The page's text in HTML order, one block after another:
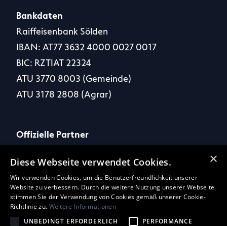
Bankdaten
Raiffeisenbank Sölden
IBAN: AT77 3632 4000 0027 0017
BIC: RZTIAT 22324
ATU 3770 8003 (Gemeinde)
ATU 3178 2808 (Agrar)
Offizielle Partner
Social Media
×
Diese Webseite verwendet Cookies.
Wir verwenden Cookies, um die Benutzerfreundlichkeit unserer
Website zu verbessern. Durch die weitere Nutzung unserer Webseite
stimmen Sie der Verwendung von Cookies gemäß unserer Cookie-
Richtlinie zu. Weitere Informationen
UNBEDINGT ERFORDERLICH
PERFORMANCE